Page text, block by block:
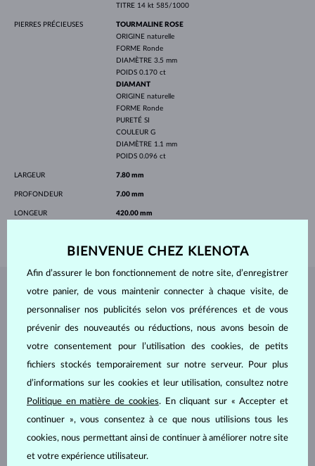
TITRE 14 kt 585/1000
PIERRES PRÉCIEUSES
TOURMALINE ROSE
ORIGINE naturelle
FORME Ronde
DIAMÈTRE 3.5 mm
POIDS 0.170 ct
DIAMANT
ORIGINE naturelle
FORME Ronde
PURETÉ SI
COULEUR G
DIAMÈTRE 1.1 mm
POIDS 0.096 ct
LARGEUR 7.80 mm
PROFONDEUR 7.00 mm
LONGEUR 420.00 mm
BIJOUX DEL'ATELIER KLENOTA
BIENVENUE CHEZ KLENOTA
Afin d’assurer le bon fonctionnement de notre site, d’enregistrer
votre panier, de vous maintenir connecter à chaque visite, de
personnaliser nos publicités selon vos préférences et de vous
prévenir des nouveautés ou réductions, nous avons besoin de
votre consentement pour l’utilisation des cookies, de petits
fichiers stockés temporairement sur notre serveur. Pour plus
d’informations sur les cookies et leur utilisation, consultez notre
Politique en matière de cookies. En cliquant sur « Accepter et
continuer », vous consentez à ce que nous utilisions tous les
cookies, nous permettant ainsi de continuer à améliorer notre site
et votre expérience utilisateur.